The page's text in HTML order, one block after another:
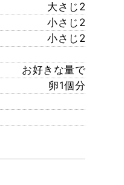
大さじ2
小さじ2
小さじ2
お好きな量で
卵1個分